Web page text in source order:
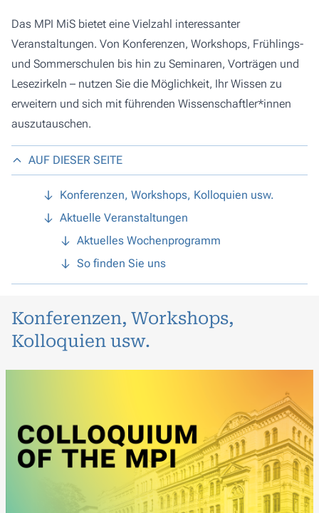
Das MPI MiS bietet eine Vielzahl interessanter
Veranstaltungen. Von Konferenzen, Workshops, Frühlings-
und Sommerschulen bis hin zu Seminaren, Vorträgen und
Lesezirkeln – nutzen Sie die Möglichkeit, Ihr Wissen zu
erweitern und sich mit führenden Wissenschaftler*innen
auszutauschen.
AUF DIESER SEITE
Konferenzen, Workshops, Kolloquien usw.
Aktuelle Veranstaltungen
Aktuelles Wochenprogramm
So finden Sie uns
Konferenzen, Workshops,
Kolloquien usw.